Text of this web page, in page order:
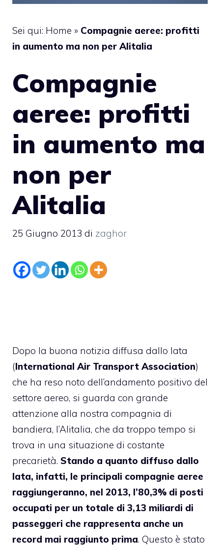
Sei qui: Home » Compagnie aeree: profitti
in aumento ma non per Alitalia
Compagnie
aeree: profitti
in aumento ma
non per
Alitalia
25 Giugno 2013 di zaghor
Dopo la buona notizia diffusa dallo Iata
(International Air Transport Association)
che ha reso noto dell’andamento positivo del
settore aereo, si guarda con grande
attenzione alla nostra compagnia di
bandiera, l’Alitalia, che da troppo tempo si
trova in una situazione di costante
precarietà. Stando a quanto diffuso dallo
Iata, infatti, le principali compagnie aeree
raggiungeranno, nel 2013, l’80,3% di posti
occupati per un totale di 3,13 miliardi di
passeggeri che rappresenta anche un
record mai raggiunto prima. Questo è stato